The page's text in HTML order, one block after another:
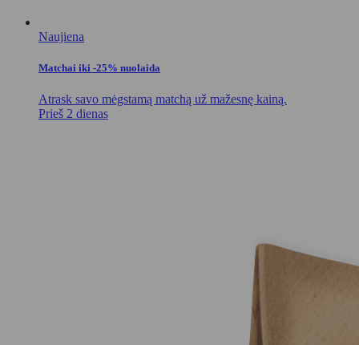
Naujiena
Matchai iki -25% nuolaida
Atrask savo mėgstamą matchą už mažesnę kainą.
Prieš 2 dienas